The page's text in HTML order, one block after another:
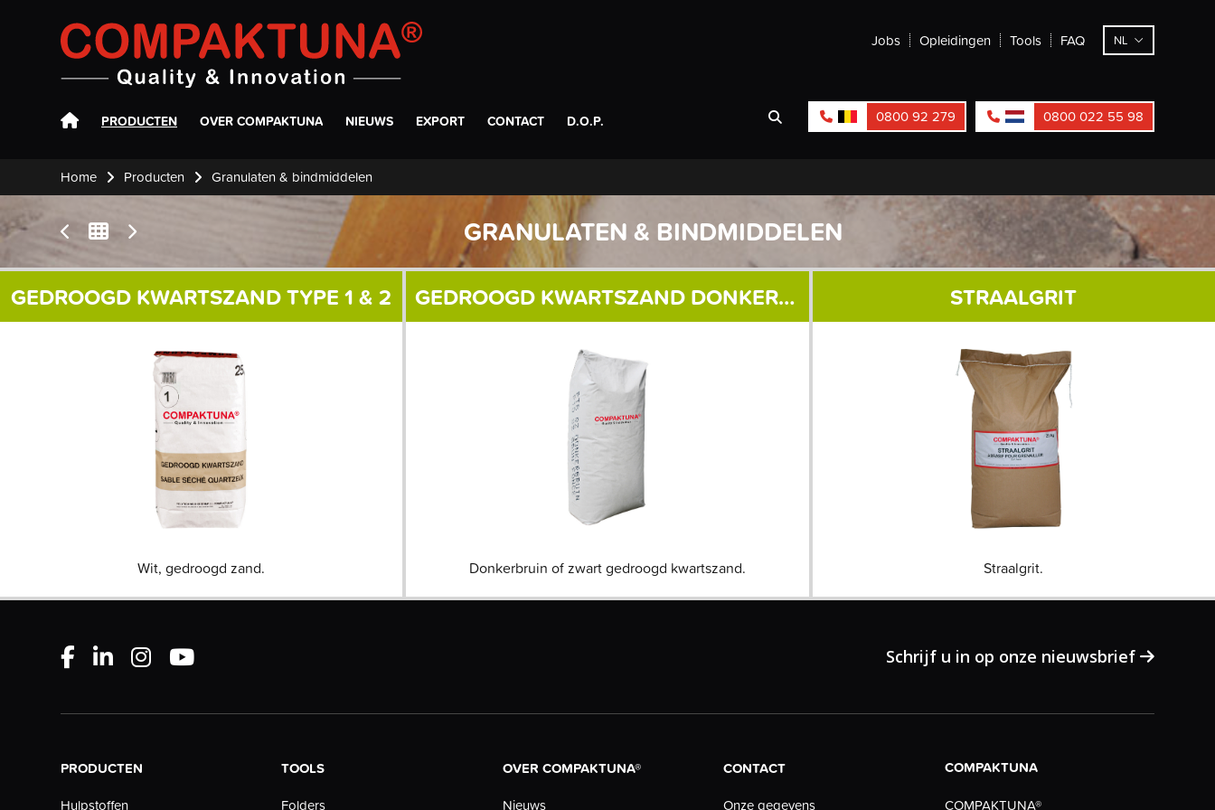
Compaktuna Jobs Opleidingen Tools FAQ NL
PRODUCTEN OVER COMPAKTUNA NIEUWS EXPORT CONTACT D.O.P. 0800 92 279 0800 022 55 98
Home Producten Granulaten & bindmiddelen
GRANULATEN & BINDMIDDELEN
GEDROOGD KWARTSZAND TYPE 1 & 2
Wit, gedroogd zand.
GEDROOGD KWARTSZAND DONKERBRUIN & ZWART
Donkerbruin of zwart gedroogd kwartszand.
STRAALGRIT
Straalgrit.
Schrijf u in op onze nieuwsbrief
PRODUCTEN
Hulpstoffen
TOOLS
Folders
OVER COMPAKTUNA®
Nieuws
CONTACT
Onze gegevens
COMPAKTUNA
COMPAKTUNA®